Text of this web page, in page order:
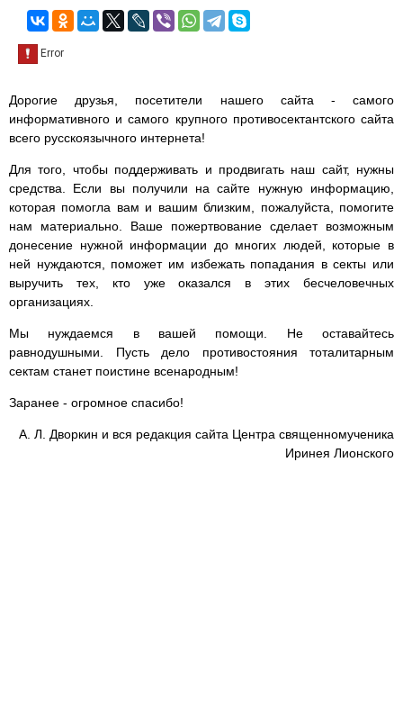
Дорогие друзья, посетители нашего сайта - самого
информативного и самого крупного противосектантского сайта
всего русскоязычного интернета!
Для того, чтобы поддерживать и продвигать наш сайт, нужны
средства. Если вы получили на сайте нужную информацию,
которая помогла вам и вашим близким, пожалуйста, помогите
нам материально. Ваше пожертвование сделает возможным
донесение нужной информации до многих людей, которые в
ней нуждаются, поможет им избежать попадания в секты или
выручить тех, кто уже оказался в этих бесчеловечных
организациях.
Мы нуждаемся в вашей помощи. Не оставайтесь
равнодушными. Пусть дело противостояния тоталитарным
сектам станет поистине всенародным!
Заранее - огромное спасибо!
А. Л. Дворкин и вся редакция сайта Центра священномученика
Иринея Лионского